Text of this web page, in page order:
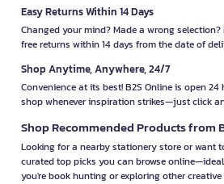
Easy Returns Within 14 Days
Changed your mind? Made a wrong
free returns within 14 days from the date of
Shop Anytime, Anywhere, 24/7
Convenience at its best! B2S Online is open
shop whenever inspiration strikes—just click
Shop Recommended Products from
Looking for a nearby stationery store or want
curated top picks you can browse
you're book hunting or exploring other